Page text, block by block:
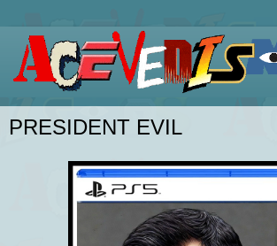
PRESIDENT EVIL